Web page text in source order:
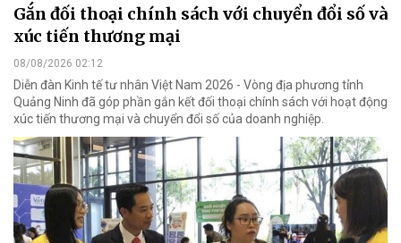
Gắn đối thoại chính sách với chuyển đổi số và
xúc tiến thương mại
08/08/2026 02:12
Diễn đàn Kinh tế tư nhân Việt Nam 2026 - Vòng địa phương tỉnh
Quảng Ninh đã góp phần gắn kết đối thoại chính sách với hoạt động
xúc tiến thương mại và chuyển đổi số của doanh nghiệp.